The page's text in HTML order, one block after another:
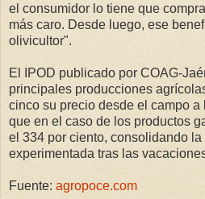
el consumidor lo tiene que
más caro. Desde luego, ese
olivicultor".
El IPOD publicado por COAG-
principales producciones
cinco su precio desde el campo a
que en el caso de los productos
el 334 por ciento, consolidando
experimentada tras las
Fuente: agropoce.com